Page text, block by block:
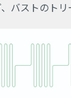
バストのト